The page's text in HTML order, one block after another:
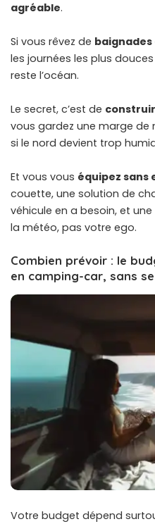
agréable.
Si vous rêvez de
les journées les plus
reste l’océan.
Le secret, c’est de
vous gardez une marge de
si le nord devient trop
Et vous vous équipez sans
couette, une solution de
véhicule en a besoin, et
la météo, pas votre ego.
Combien prévoir : le
en camping-car, sans
Votre budget dépend